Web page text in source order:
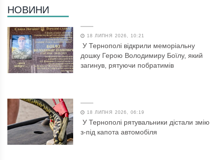
НОВИНИ
18 ЛИПНЯ 2026, 10:21
У Тернополі відкрили меморіальну
дошку Герою Володимиру Боїлу, який
загинув, рятуючи побратимів
18 ЛИПНЯ 2026, 06:19
У Тернополі рятувальники дістали змію
з-під капота автомобіля